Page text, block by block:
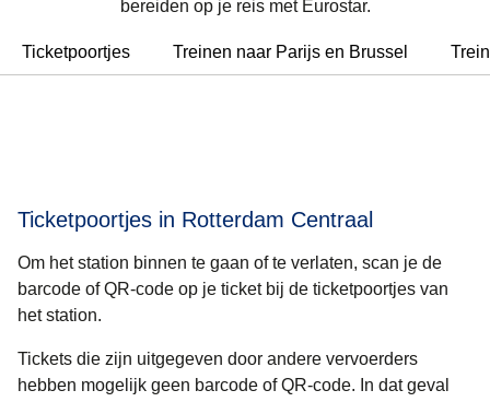
bereiden op je reis met Eurostar.
Ticketpoortjes Treinen naar Parijs en Brussel
Ticketpoortjes in Rotterdam Centraal
Om het station binnen te gaan of te verlaten, scan je de
barcode of QR-code op je ticket bij de ticketpoortjes van
het station.
Tickets die zijn uitgegeven door andere vervoerders
hebben mogelijk geen barcode of QR-code. In dat geval